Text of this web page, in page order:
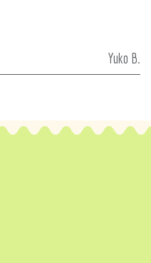
Yuko B.